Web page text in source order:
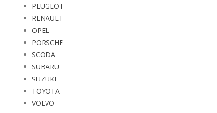
PEUGEOT
RENAULT
OPEL
PORSCHE
SCODA
SUBARU
SUZUKI
TOYOTA
VOLVO